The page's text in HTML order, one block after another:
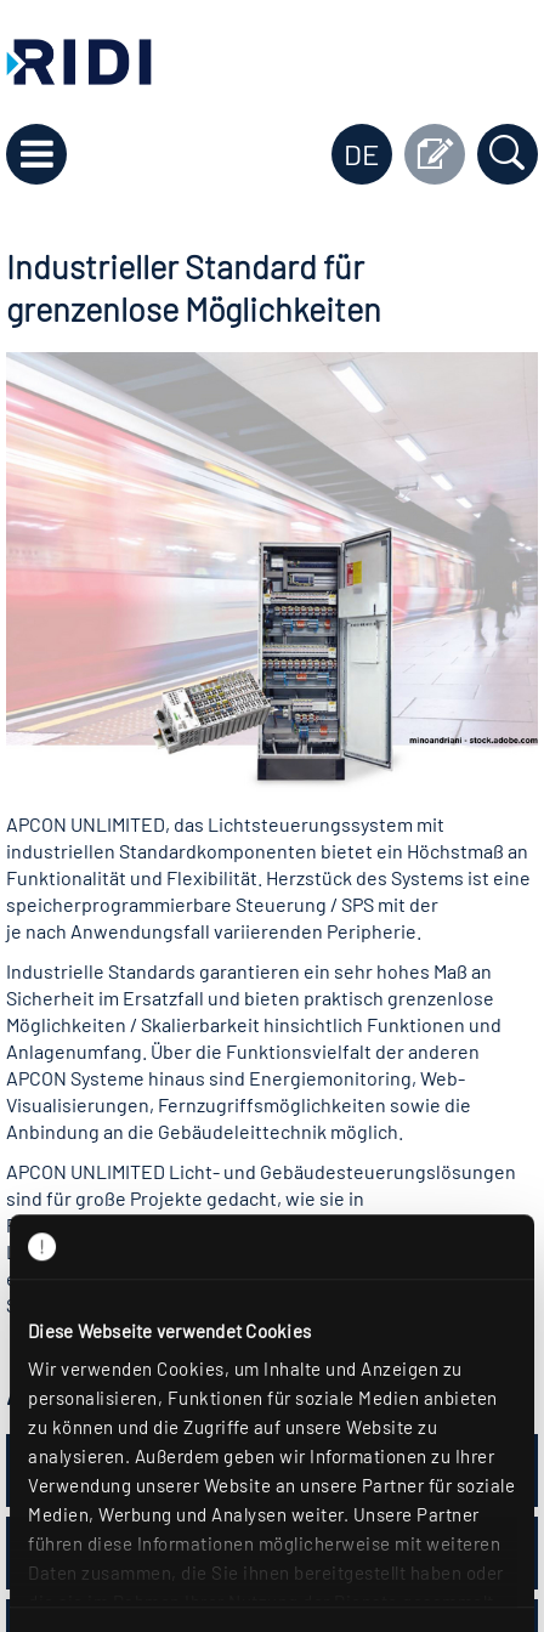
Diese Webseite verwendet Cookies
Wir verwenden Cookies, um Inhalte und Anzeigen zu
personalisieren, Funktionen für soziale Medien anbieten
zu können und die Zugriffe auf unsere Website zu
analysieren. Außerdem geben wir Informationen zu Ihrer
Verwendung unserer Website an unsere Partner für soziale
Medien, Werbung und Analysen weiter. Unsere Partner
führen diese Informationen möglicherweise mit weiteren
Daten zusammen, die Sie ihnen bereitgestellt haben oder
DE
Industrieller Standard für
grenzenlose Möglichkeiten
APCON UNLIMITED, das Lichtsteuerungssystem mit
industriellen Standardkomponenten bietet ein Höchstmaß an
­Funktionalität und Flexibilität. Herzstück des Systems ist eine
speicherprogrammierbare Steuerung / SPS mit der
je nach Anwendungsfall variierenden Peripherie.
Industrielle Standards garantieren ein sehr hohes Maß an
Sicherheit im Ersatzfall und bieten praktisch grenzenlose
Möglichkeiten / Skalierbarkeit hinsichtlich Funktionen und
Anlagenumfang. Über die Funktionsvielfalt der anderen
APCON Systeme hinaus sind Energiemonitoring, Web-
Visualisierungen, Fernzugriffsmöglichkeiten sowie die
Anbindung an die Gebäudeleittechnik möglich.
APCON UNLIMITED Licht- und Gebäudesteuerungslösungen
sind für große Projekte gedacht, wie sie in
Produktionsbereichen von Automobilherstellern und großen
Logistikzentren zu finden sind. Auch in Bahnbereichen mit
erhöhtem Sicherheits- und Funktionsanspruch bietet das
System eine Vielzahl an Möglichkeiten.
Anwendungsbeispiel
Logistikzentrum
U-Bahn Station